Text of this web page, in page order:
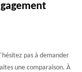
pas à demander
une comparaison. À